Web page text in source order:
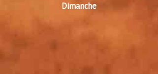
Dimanche